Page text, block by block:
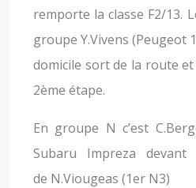
remporte la classe F2/13.
groupe Y.Vivens (Peugeot
domicile sort de la route
2ème étape.
En groupe N c’est
Subaru Impreza
de N.Viougeas (1er N3)